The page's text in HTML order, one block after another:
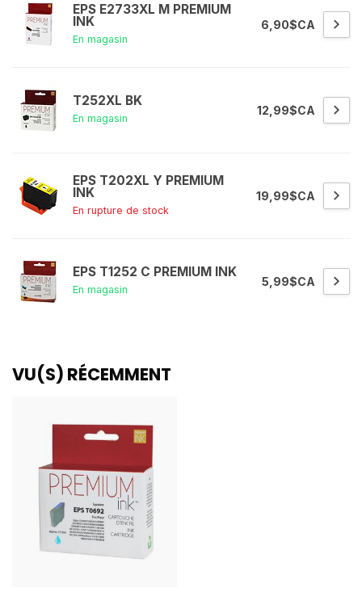
EPS E2733XL M PREMIUM
INK
En magasin
6,90$CA
T252XL BK
En magasin
12,99$CA
EPS T202XL Y PREMIUM
INK
En rupture de stock
19,99$CA
EPS T1252 C PREMIUM INK
En magasin
5,99$CA
VU(S) RÉCEMMENT